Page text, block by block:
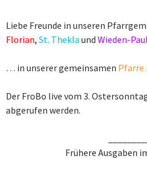
Liebe Freunde in unseren
Florian, St. Thekla und Wieden-
… in unserer gemeinsamen Pfarre
Der FroBo live vom 3.
abgerufen werden.
Frühere Ausgaben